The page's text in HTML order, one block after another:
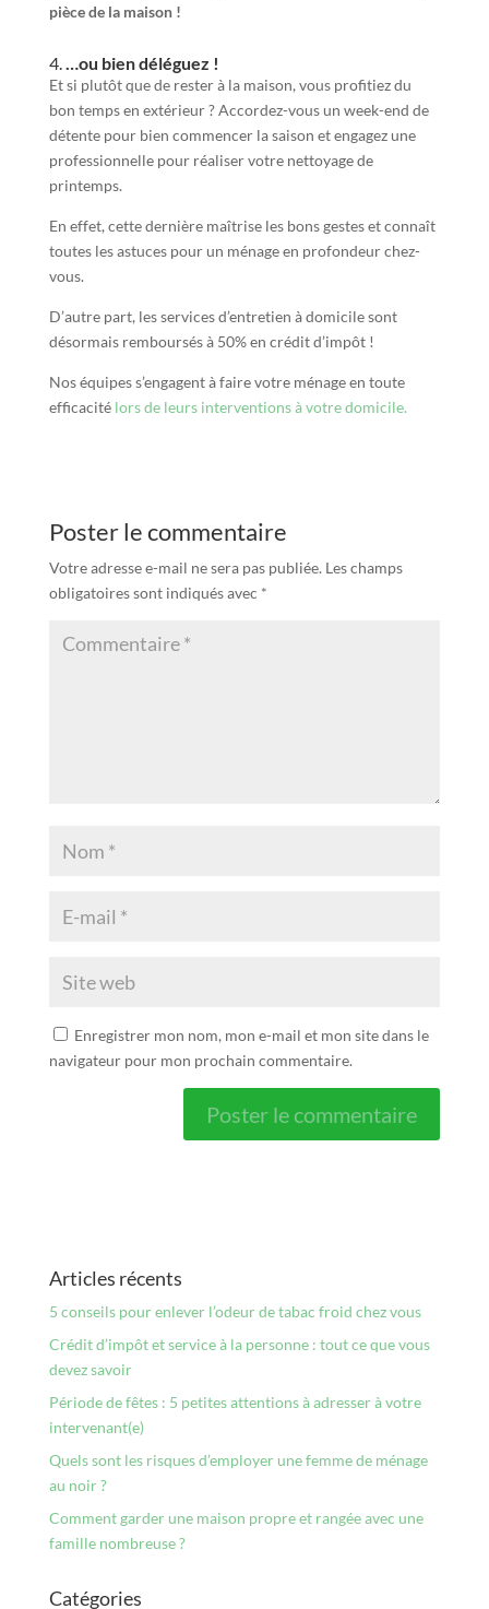
pièce de la maison !
4.…ou bien déléguez !
Et si plutôt que de rester à la maison, vous profitiez du
bon temps en extérieur ? Accordez-vous un week-end de
détente pour bien commencer la saison et engagez une
professionnelle pour réaliser votre nettoyage de
printemps.
En effet, cette dernière maîtrise les bons gestes et connaît
toutes les astuces pour un ménage en profondeur chez-
vous.
D’autre part, les services d’entretien à domicile sont
désormais remboursés à 50% en crédit d’impôt !
Nos équipes s’engagent à faire votre ménage en toute
efficacité lors de leurs interventions à votre domicile.
Poster le commentaire
Votre adresse e-mail ne sera pas publiée. Les champs
obligatoires sont indiqués avec *
Enregistrer mon nom, mon e-mail et mon site dans le
navigateur pour mon prochain commentaire.
Articles récents
5 conseils pour enlever l’odeur de tabac froid chez vous
Crédit d’impôt et service à la personne : tout ce que vous
devez savoir
Période de fêtes : 5 petites attentions à adresser à votre
intervenant(e)
Quels sont les risques d’employer une femme de ménage
au noir ?
Comment garder une maison propre et rangée avec une
famille nombreuse ?
Catégories